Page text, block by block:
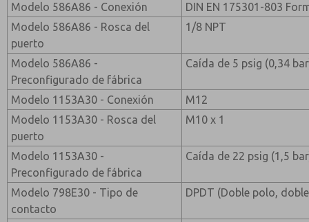
Modelo 586A86 - Conexión
DIN EN 175301-803
Modelo 586A86 - Rosca del
puerto
1/8 NPT
Modelo 586A86 -
Preconfigurado de fábrica
Caída de 5 psig (0,34
Modelo 1153A30 - Conexión
M12
Modelo 1153A30 - Rosca del
puerto
M10 x 1
Modelo 1153A30 -
Preconfigurado de fábrica
Caída de 22 psig (1,5
Modelo 798E30 - Tipo de
contacto
DPDT (Doble polo,